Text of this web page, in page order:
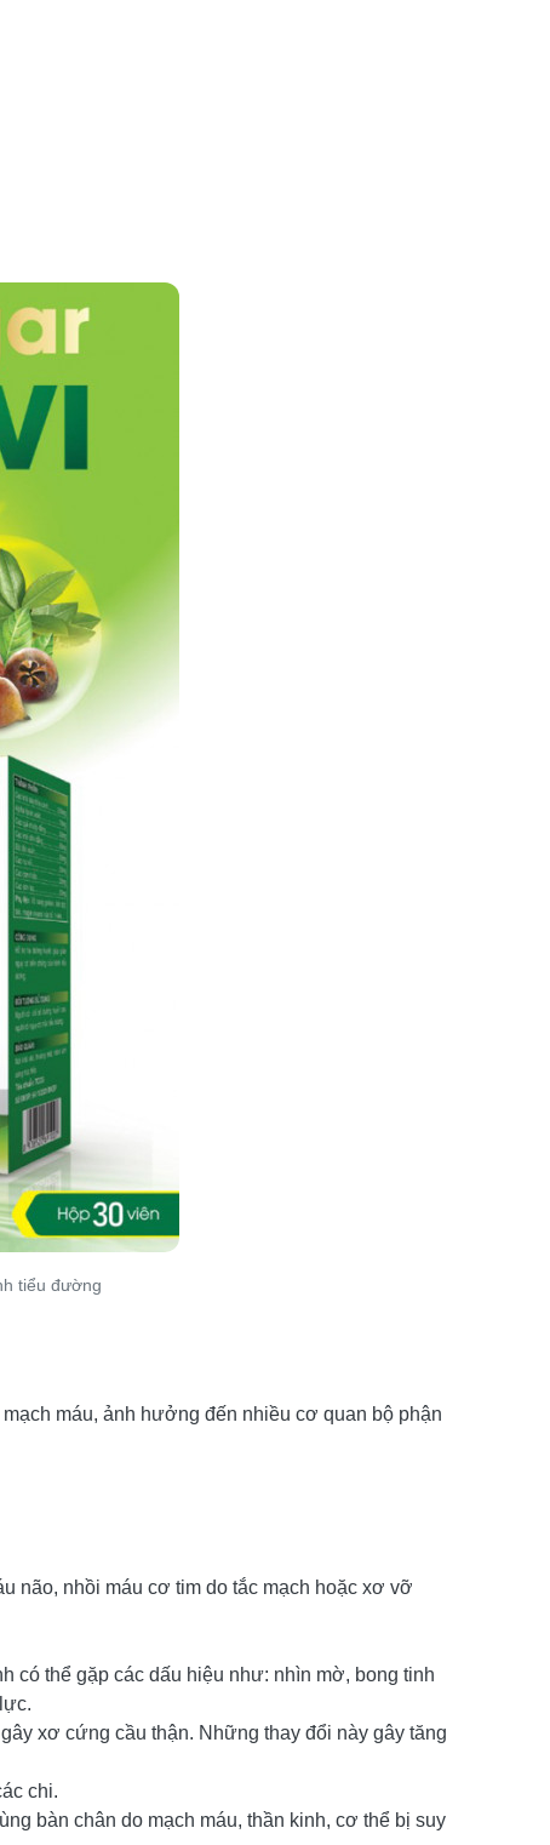
tiểu đường
máu, ảnh hưởng đến nhiều cơ quan bộ phận
não, nhồi máu cơ tim do tắc mạch hoặc xơ vỡ
có thể gặp các dấu hiệu như: nhìn mờ, bong tinh
xơ cứng cầu thận. Những thay đổi này gây tăng
chi.
bàn chân do mạch máu, thần kinh, cơ thể bị suy